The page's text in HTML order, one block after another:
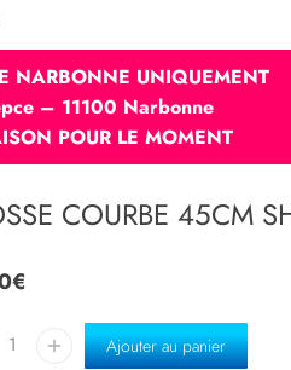
NARBONNE UNIQUEMENT
– 11100 Narbonne
POUR LE MOMENT
COURBE 45CM
€
Ajouter au panier